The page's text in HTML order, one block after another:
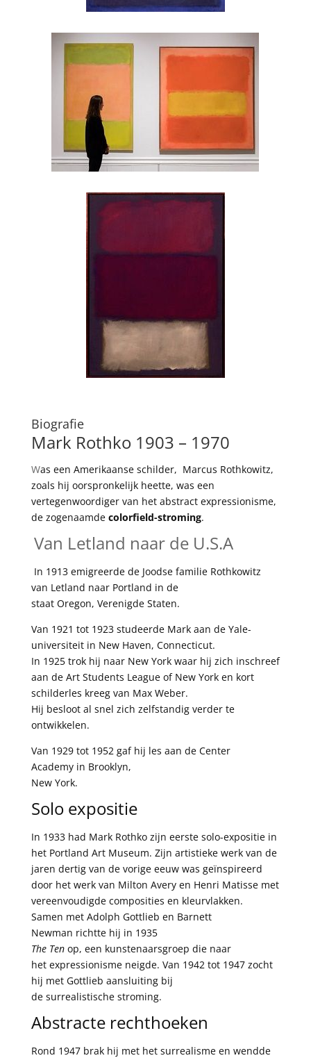
Biografie
Mark Rothko 1903 – 1970
Was een Amerikaanse schilder, Marcus Rothkowitz,
zoals hij oorspronkelijk heette, was een
vertegenwoordiger van het abstract expressionisme,
de zogenaamde colorfield-stroming.
Van Letland naar de U.S.A
In 1913 emigreerde de Joodsefamilie Rothkowitz
van Letland naar Portland in de
staat Oregon, Verenigde Staten.
Van 1921 tot 1923 studeerde Mark aan de Yale-
universiteitin New Haven, Connecticut.
In 1925 trok hij naar New Yorkwaar hij zich inschreef
aan de Art Students League of New Yorken kort
schilderles kreeg van Max Weber.
Hij besloot al snel zich zelfstandig verder te
ontwikkelen.
Van 1929 tot 1952 gaf hij les aan de Center
Academy in Brooklyn,
New York.
Solo expositie
In 1933 had Mark Rothko zijn eerste solo-expositie in
het Portland Art Museum. Zijn artistieke werk van de
jaren dertig van de vorige eeuw was geïnspireerd
door het werk van Milton Averyen Henri Matissemet
vereenvoudigde composities en kleurvlakken.
Samen met Adolph Gottlieb en Barnett
Newman richtte hij in 1935
The Tenop, een kunstenaarsgroep die naar
het expressionismeneigde. Van 1942 tot 1947 zocht
hij met Gottlieb aansluiting bij
de surrealistischestroming.
Abstracte rechthoeken
Rond 1947 brak hij met het surrealisme en wendde